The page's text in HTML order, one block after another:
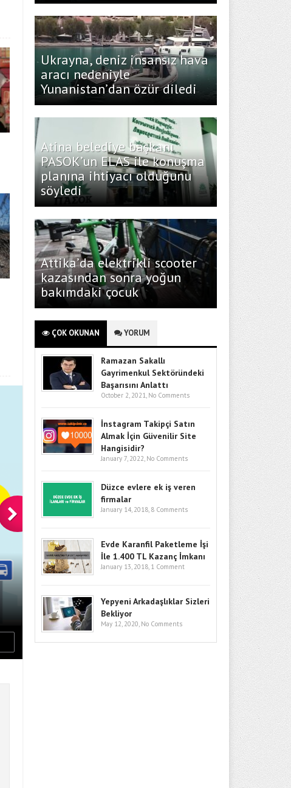
BITCOIN’DE GÖZLER KRITIK
GIRIŞLERI VE MAKRO RISKLER
Ukrayna, deniz insansız hava
aracı nedeniyle
Yunanistan’dan özür diledi
Atina belediye başkanı
PASOK’un ELAS ile konuşma
planına ihtiyacı olduğunu
söyledi
Attika’da elektrikli scooter
kazasından sonra yoğun
bakımdaki çocuk
ÇOK OKUNAN YORUM
Ramazan Sakallı
Gayrimenkul Sektöründeki
Başarısını Anlattı
October 2, 2021, No Comments
İnstagram Takipçi Satın
Almak İçin Güvenilir Site
Hangisidir?
January 7, 2022, No Comments
Düzce evlere ek iş veren
firmalar
January 14, 2018, 8 Comments
Evde Karanfil Paketleme İşi
İle 1.400 TL Kazanç İmkanı
January 13, 2018, 1 Comment
Yepyeni Arkadaşlıklar Sizleri
Bekliyor
May 12, 2020, No Comments